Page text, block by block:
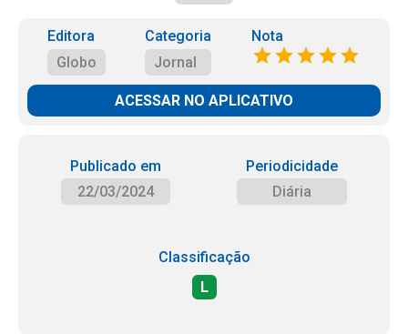
Editora
Globo
Categoria
Jornal
Nota
ACESSAR NO APLICATIVO
Publicado em
22/03/2024
Periodicidade
Diária
Classificação
L